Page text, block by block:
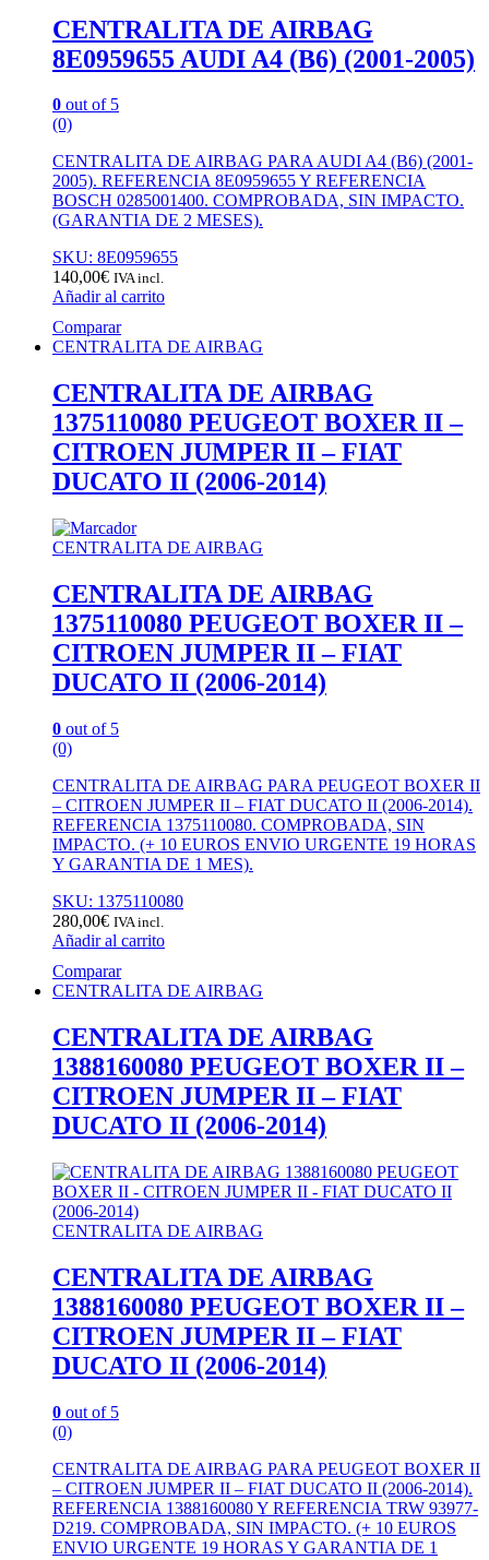
CENTRALITA DE AIRBAG
8E0959655 AUDI A4 (B6) (2001-2005)
0 out of 5
(0)
CENTRALITA DE AIRBAG PARA AUDI A4 (B6) (2001-
2005). REFERENCIA 8E0959655 Y REFERENCIA
BOSCH 0285001400. COMPROBADA, SIN IMPACTO.
(GARANTIA DE 2 MESES).
SKU: 8E0959655
140,00€ IVA incl.
Añadir al carrito
Comparar
CENTRALITA DE AIRBAG
CENTRALITA DE AIRBAG
1375110080 PEUGEOT BOXER II –
CITROEN JUMPER II – FIAT
DUCATO II (2006-2014)
CENTRALITA DE AIRBAG
CENTRALITA DE AIRBAG
1375110080 PEUGEOT BOXER II –
CITROEN JUMPER II – FIAT
DUCATO II (2006-2014)
0 out of 5
(0)
CENTRALITA DE AIRBAG PARA PEUGEOT BOXER II
– CITROEN JUMPER II – FIAT DUCATO II (2006-2014).
REFERENCIA 1375110080. COMPROBADA, SIN
IMPACTO. (+ 10 EUROS ENVIO URGENTE 19 HORAS
Y GARANTIA DE 1 MES).
SKU: 1375110080
280,00€ IVA incl.
Añadir al carrito
Comparar
CENTRALITA DE AIRBAG
CENTRALITA DE AIRBAG
1388160080 PEUGEOT BOXER II –
CITROEN JUMPER II – FIAT
DUCATO II (2006-2014)
CENTRALITA DE AIRBAG
CENTRALITA DE AIRBAG
1388160080 PEUGEOT BOXER II –
CITROEN JUMPER II – FIAT
DUCATO II (2006-2014)
0 out of 5
(0)
CENTRALITA DE AIRBAG PARA PEUGEOT BOXER II
– CITROEN JUMPER II – FIAT DUCATO II (2006-2014).
REFERENCIA 1388160080 Y REFERENCIA TRW 93977-
D219. COMPROBADA, SIN IMPACTO. (+ 10 EUROS
ENVIO URGENTE 19 HORAS Y GARANTIA DE 1